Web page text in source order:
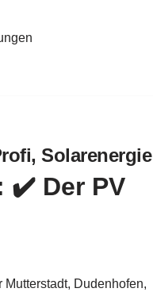
Solarenergie